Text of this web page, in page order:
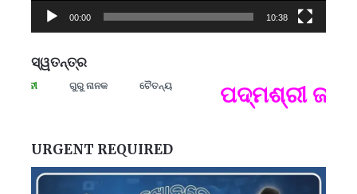
00:00 10:38
ସ୍ୱତନ୍ତ୍ର
ଗୁରୁ ନାନକ ଚୈତନ୍ୟ ପଦ୍ମଶ୍ରୀ ଜୟନ୍ତ
URGENT REQUIRED